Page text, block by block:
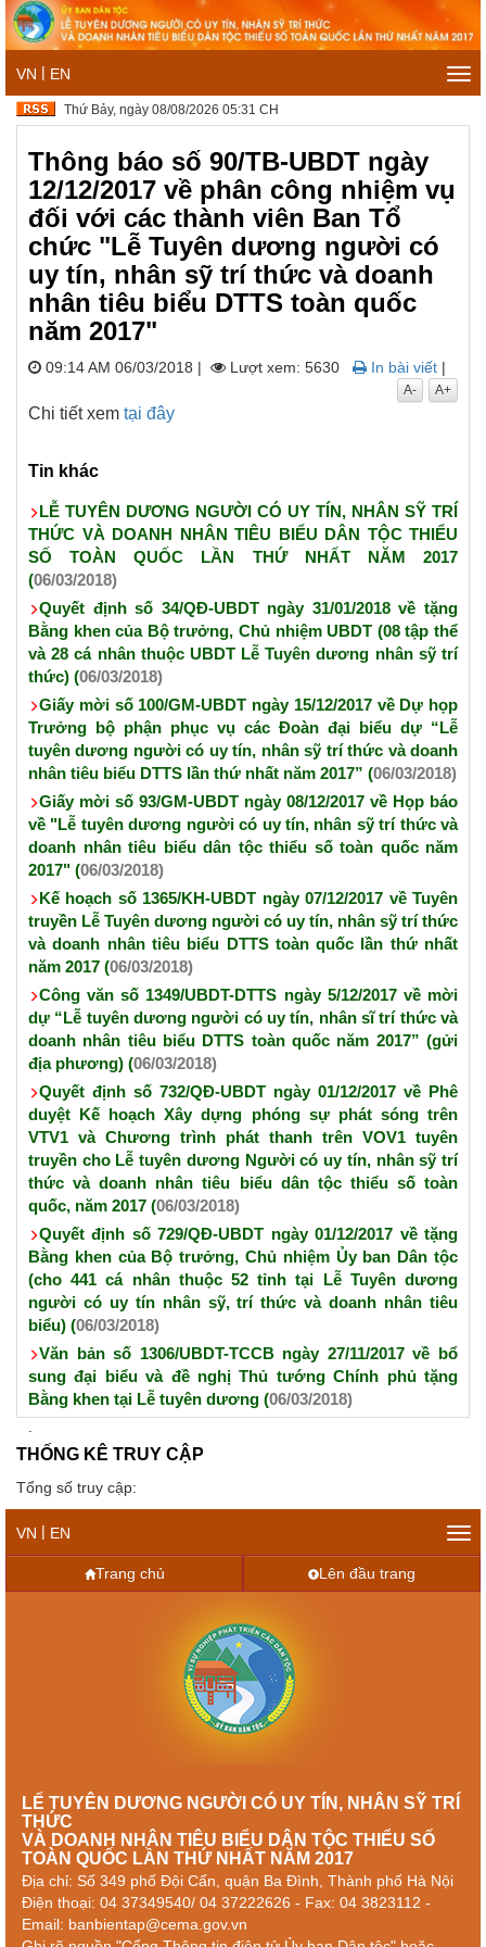
VN | EN
Thứ Bảy, ngày 08/08/2026 05:31 CH
Thông báo số 90/TB-UBDT ngày
12/12/2017 về phân công nhiệm vụ
đối với các thành viên Ban Tổ
chức "Lễ Tuyên dương người có
uy tín, nhân sỹ trí thức và doanh
nhân tiêu biểu DTTS toàn quốc
năm 2017"
09:14 AM 06/03/2018 | Lượt xem: 5630 In bài viết |
A+
A-
Chi tiết xem tại đây
Tin khác
LỄ TUYÊN DƯƠNG NGƯỜI CÓ UY TÍN, NHÂN SỸ TRÍ
THỨC VÀ DOANH NHÂN TIÊU BIỂU DÂN TỘC THIỂU
SỐ TOÀN QUỐC LẦN THỨ NHẤT NĂM 2017
(06/03/2018)
Quyết định số 34/QĐ-UBDT ngày 31/01/2018 về tặng
Bằng khen của Bộ trưởng, Chủ nhiệm UBDT (08 tập thể
và 28 cá nhân thuộc UBDT Lễ Tuyên dương nhân sỹ trí
thức) (06/03/2018)
Giấy mời số 100/GM-UBDT ngày 15/12/2017 về Dự họp
Trưởng bộ phận phục vụ các Đoàn đại biểu dự “Lễ
tuyên dương người có uy tín, nhân sỹ trí thức và doanh
nhân tiêu biểu DTTS lần thứ nhất năm 2017” (06/03/2018)
Giấy mời số 93/GM-UBDT ngày 08/12/2017 về Họp báo
về "Lễ tuyên dương người có uy tín, nhân sỹ trí thức và
doanh nhân tiêu biểu dân tộc thiểu số toàn quốc năm
2017" (06/03/2018)
Kế hoạch số 1365/KH-UBDT ngày 07/12/2017 về Tuyên
truyền Lễ Tuyên dương người có uy tín, nhân sỹ trí thức
và doanh nhân tiêu biểu DTTS toàn quốc lần thứ nhất
năm 2017 (06/03/2018)
Công văn số 1349/UBDT-DTTS ngày 5/12/2017 về mời
dự “Lễ tuyên dương người có uy tín, nhân sĩ trí thức và
doanh nhân tiêu biểu DTTS toàn quốc năm 2017” (gửi
địa phương) (06/03/2018)
Quyết định số 732/QĐ-UBDT ngày 01/12/2017 về Phê
duyệt Kế hoạch Xây dựng phóng sự phát sóng trên
VTV1 và Chương trình phát thanh trên VOV1 tuyên
truyền cho Lễ tuyên dương Người có uy tín, nhân sỹ trí
thức và doanh nhân tiêu biểu dân tộc thiểu số toàn
quốc, năm 2017 (06/03/2018)
Quyết định số 729/QĐ-UBDT ngày 01/12/2017 về tặng
Bằng khen của Bộ trưởng, Chủ nhiệm Ủy ban Dân tộc
(cho 441 cá nhân thuộc 52 tỉnh tại Lễ Tuyên dương
người có uy tín nhân sỹ, trí thức và doanh nhân tiêu
biểu) (06/03/2018)
Văn bản số 1306/UBDT-TCCB ngày 27/11/2017 về bổ
sung đại biểu và đề nghị Thủ tướng Chính phủ tặng
Bằng khen tại Lễ tuyên dương (06/03/2018)
THỐNG KÊ TRUY CẬP
Tổng số truy cập:
VN | EN
Trang chủ
Lên đầu trang
LẾ TUYÊN DƯƠNG NGƯỜI CÓ UY TÍN, NHÂN SỸ TRÍ
THỨC
VÀ DOANH NHÂN TIÊU BIỂU DÂN TỘC THIỂU SỐ
TOÀN QUỐC LẦN THỨ NHẤT NĂM 2017
Địa chỉ: Số 349 phố Đội Cấn, quận Ba Đình, Thành phố Hà Nội
Điện thoại: 04 37349540/ 04 37222626 - Fax: 04 3823112 -
Email: banbientap@cema.gov.vn